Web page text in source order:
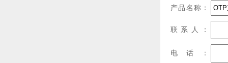
产品名称：
联系人：
电话：